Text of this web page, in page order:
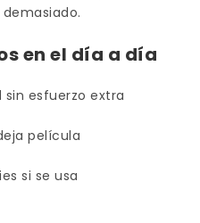
en el día a día
sin esfuerzo extra
película
si se usa